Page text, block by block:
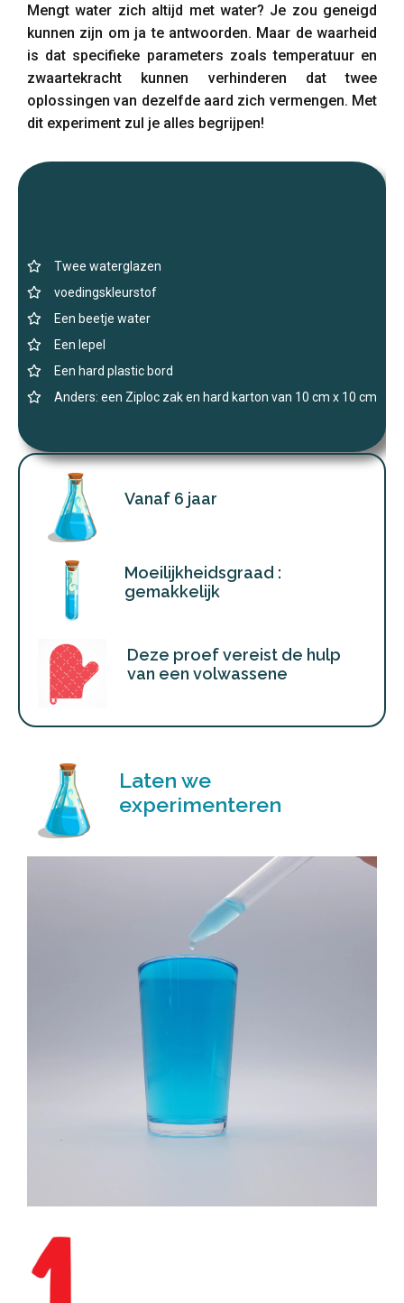
Mengt water zich altijd met water? Je zou geneigd
kunnen zijn om ja te antwoorden. Maar de waarheid
is dat specifieke parameters zoals temperatuur en
zwaartekracht kunnen verhinderen dat twee
oplossingen van dezelfde aard zich vermengen. Met
dit experiment zul je alles begrijpen!
Twee waterglazen
voedingskleurstof
Een beetje water
Een lepel
Een hard plastic bord
Anders: een Ziploc zak en hard karton van 10 cm x 10 cm
Vanaf 6 jaar
Moeilijkheidsgraad :
gemakkelijk
Deze proef vereist de hulp
van een volwassene
Laten we
experimenteren